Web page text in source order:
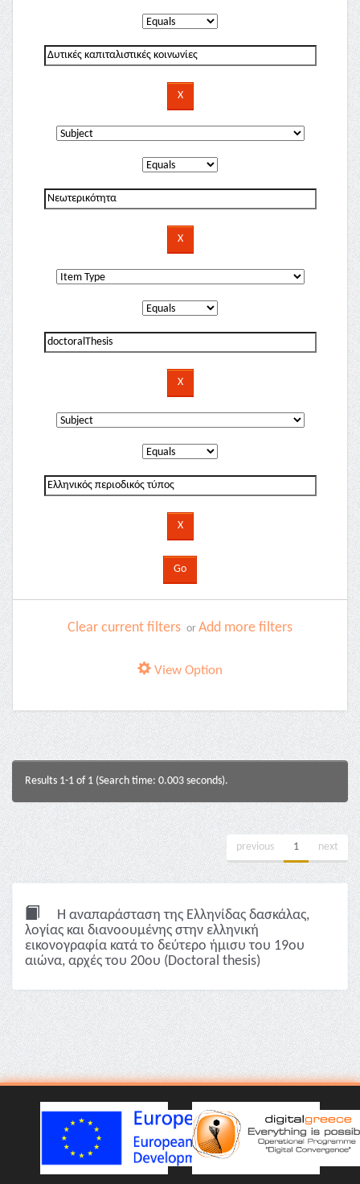
Clear current filters or Add more filters
View Option
Results 1-1 of 1 (Search time: 0.003 seconds).
previous 1 next
Η αναπαράσταση της Ελληνίδας δασκάλας,
λoγίας και διανοουμένης στην ελληνική
εικονογραφία κατά το δεύτερο ήμισυ του 19ου
αιώνα, αρχές του 20ου (Doctoral thesis)